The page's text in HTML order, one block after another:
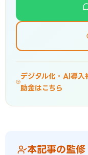
デジタル化・AI導入
助金はこちら
本記事の監修